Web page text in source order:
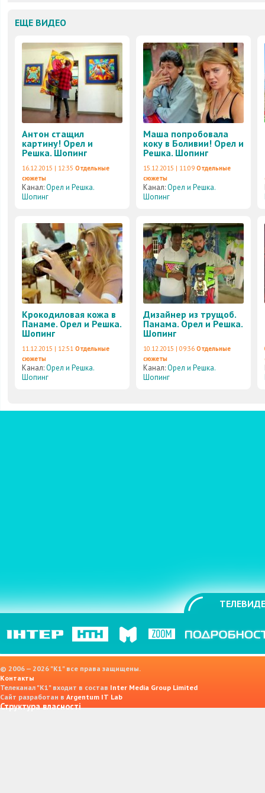
ЕЩЕ ВИДЕО
Антон стащил
картину! Орел и
Решка. Шопинг
16.12.2015 | 12:35 Отдельные
сюжеты
Канал:Орел и Решка.
Шопинг
Маша попробовала
коку в Боливии! Орел и
Решка. Шопинг
15.12.2015 | 11:09 Отдельные
сюжеты
Канал:Орел и Решка.
Шопинг
Крокодиловая кожа в
Панаме. Орел и Решка.
Шопинг
11.12.2015 | 12:51 Отдельные
сюжеты
Канал:Орел и Решка.
Шопинг
Дизайнер из трущоб.
Панама. Орел и Решка.
Шопинг
10.12.2015 | 09:36 Отдельные
сюжеты
Канал:Орел и Решка.
Шопинг
© 2006 — 2026 "K1" все права защищены.
Контакты
Телеканал "К1" входит в состав Inter Media Group Limited
Сайт разработан в Argentum IT Lab
Структура власності